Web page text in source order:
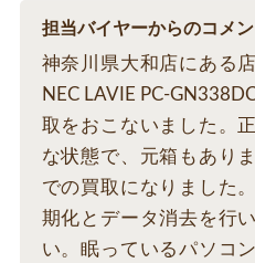
担当バイヤーからのコメン
神奈川県大和店にある
NEC LAVIE PC-
取をおこないました。
な状態で、元箱もあり
での買取になりました
期化とデータ消去を行
い。眠っているパソコ